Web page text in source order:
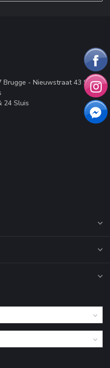
Brugge - Nieuwstraat 43 Sluis
24 Sluis